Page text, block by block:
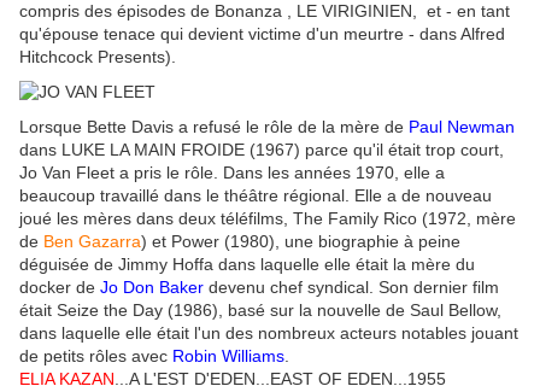
compris des épisodes de Bonanza , LE VIRIGINIEN, et - en tant
qu'épouse tenace qui devient victime d'un meurtre - dans Alfred
Hitchcock Presents).
Lorsque Bette Davis a refusé le rôle de la mère de Paul Newman
dans LUKE LA MAIN FROIDE (1967) parce qu'il était trop court,
Jo Van Fleet a pris le rôle. Dans les années 1970, elle a
beaucoup travaillé dans le théâtre régional. Elle a de nouveau
joué les mères dans deux téléfilms, The Family Rico (1972, mère
de Ben Gazarra) et Power (1980), une biographie à peine
déguisée de Jimmy Hoffa dans laquelle elle était la mère du
docker de Jo Don Baker devenu chef syndical. Son dernier film
était Seize the Day (1986), basé sur la nouvelle de Saul Bellow,
dans laquelle elle était l'un des nombreux acteurs notables jouant
de petits rôles avec Robin Williams
ELIA KAZAN ...A L'EST D'EDEN...EAST OF EDEN...1955